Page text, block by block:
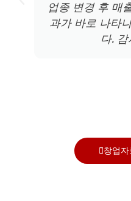
업종 변경 후 매
과가 바로 나타
다.
창업